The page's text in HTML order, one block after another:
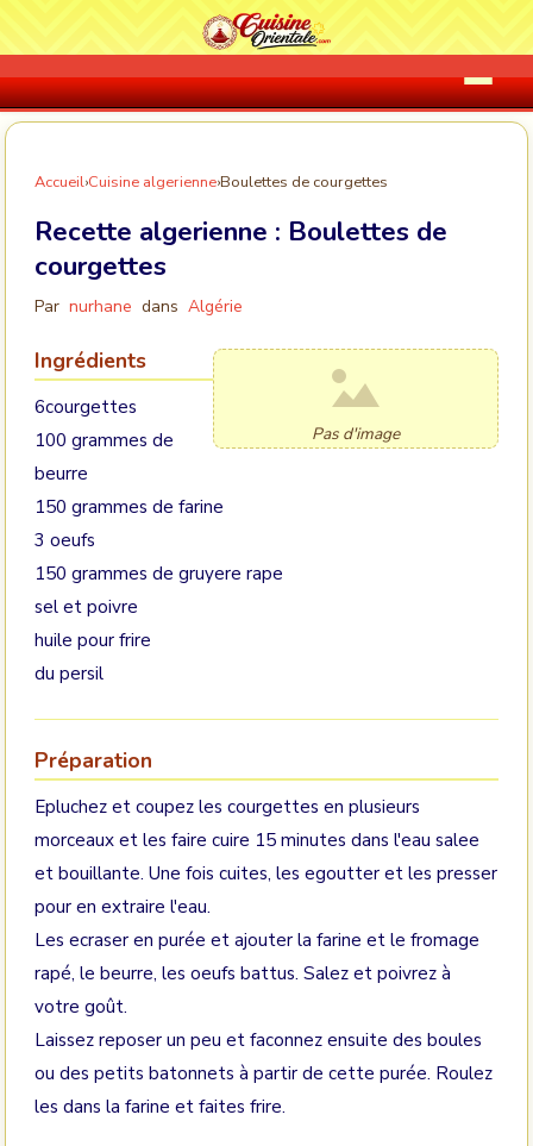
Accueil›Cuisine algerienne›Boulettes de courgettes
Recette algerienne : Boulettes de
courgettes
Par nurhane dans Algérie
Pas d'image
Ingrédients
6courgettes
100 grammes de
beurre
150 grammes de farine
3 oeufs
150 grammes de gruyere rape
sel et poivre
huile pour frire
du persil
Préparation
Epluchez et coupez les courgettes en plusieurs
morceaux et les faire cuire 15 minutes dans l'eau salee
et bouillante. Une fois cuites, les egoutter et les presser
pour en extraire l'eau.
Les ecraser en purée et ajouter la farine et le fromage
rapé, le beurre, les oeufs battus. Salez et poivrez à
votre goût.
Laissez reposer un peu et faconnez ensuite des boules
ou des petits batonnets à partir de cette purée. Roulez
les dans la farine et faites frire.